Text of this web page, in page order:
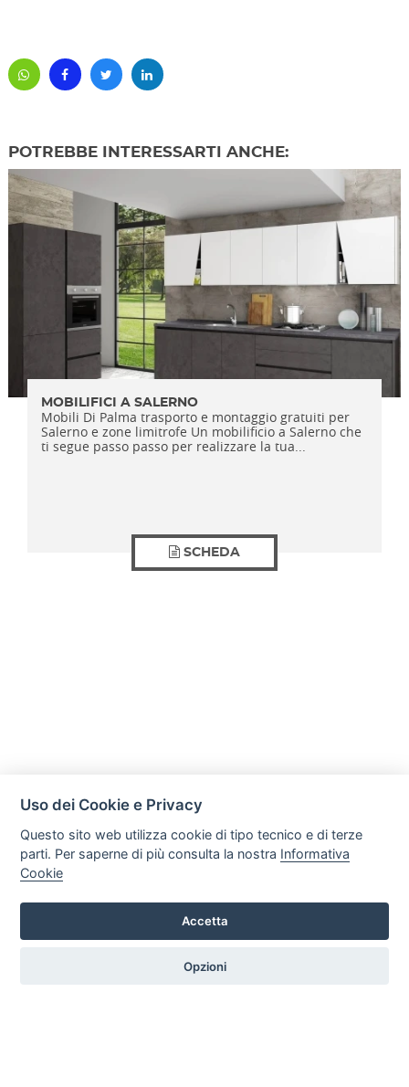
POTREBBE INTERESSARTI ANCHE:
MOBILIFICI A SALERNO
Mobili Di Palma trasporto e montaggio gratuiti per
Salerno e zone limitrofe Un mobilificio a Salerno che
ti segue passo passo per realizzare la tua...
SCHEDA
Mobili Di Palma
Via di Ogliara 89, 84135, Salerno
Tel. +39 089281193 / +39 3358372617 Email:
Uso dei Cookie e Privacy
Questo sito web utilizza cookie di tipo tecnico e di terze
parti. Per saperne di più consulta la nostra Informativa
Cookie
Accetta
Opzioni